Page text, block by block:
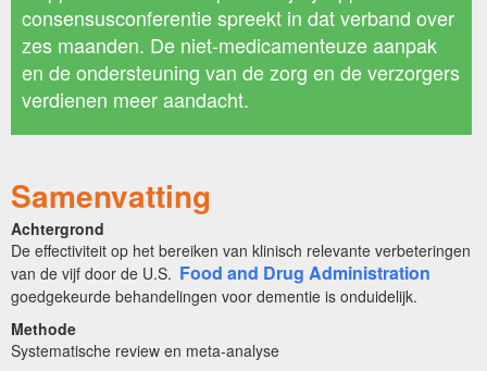
consensusconferentie spreekt in dat verband over
zes maanden. De niet-medicamenteuze aanpak
en de ondersteuning van de zorg en de verzorgers
verdienen meer aandacht.
Samenvatting
Achtergrond
De effectiviteit op het bereiken van klinisch relevante verbeteringen
van de vijf door de U.S. Food and Drug Administration
goedgekeurde behandelingen voor dementie is onduidelijk.
Methode
Systematische review en meta-analyse